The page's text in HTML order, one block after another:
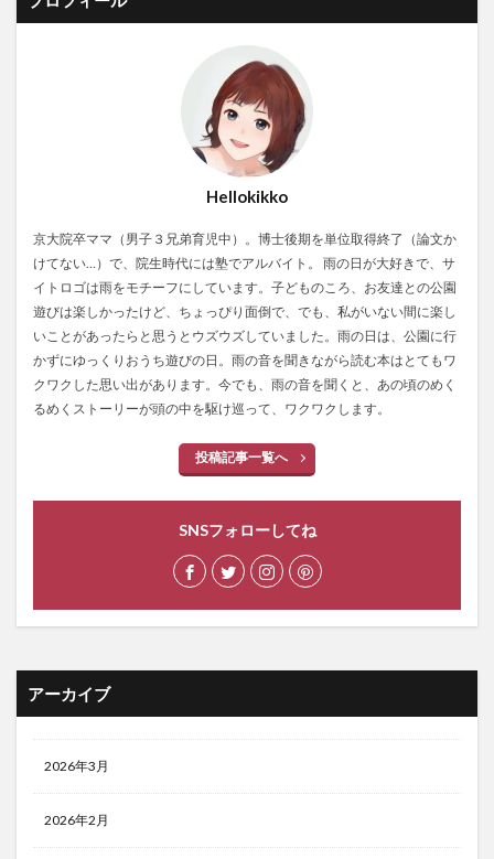
Hellokikko
京大院卒ママ（男子３兄弟育児中）。博士後期を単位取得終了（論文か
けてない…）で、院生時代には塾でアルバイト。 雨の日が大好きで、サ
イトロゴは雨をモチーフにしています。子どものころ、お友達との公園
遊びは楽しかったけど、ちょっぴり面倒で、でも、私がいない間に楽し
いことがあったらと思うとウズウズしていました。雨の日は、公園に行
かずにゆっくりおうち遊びの日。雨の音を聞きながら読む本はとてもワ
クワクした思い出があります。今でも、雨の音を聞くと、あの頃のめく
るめくストーリーが頭の中を駆け巡って、ワクワクします。
投稿記事一覧へ
SNSフォローしてね
アーカイブ
2026年3月
2026年2月